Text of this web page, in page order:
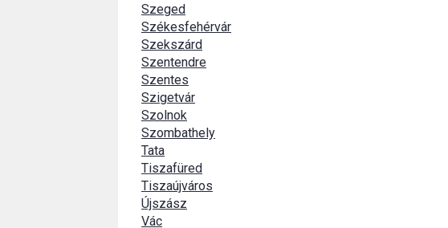
Szeged
Székesfehérvár
Szekszárd
Szentendre
Szentes
Szigetvár
Szolnok
Szombathely
Tata
Tiszafüred
Tiszaújváros
Újszász
Vác